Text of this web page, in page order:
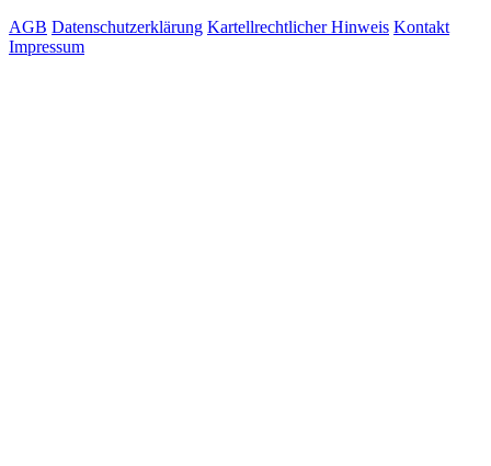
AGB Datenschutzerklärung Kartellrechtlicher Hinweis Kontakt
Impressum